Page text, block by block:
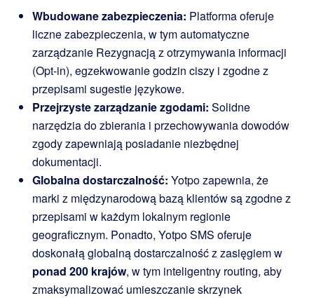
Wbudowane zabezpieczenia: Platforma oferuje
liczne zabezpieczenia, w tym automatyczne
zarządzanie Rezygnacją z otrzymywania informacji
(Opt-in), egzekwowanie godzin ciszy i zgodne z
przepisami sugestie językowe.
Przejrzyste zarządzanie zgodami: Solidne
narzędzia do zbierania i przechowywania dowodów
zgody zapewniają posiadanie niezbędnej
dokumentacji.
Globalna dostarczalność: Yotpo zapewnia, że
marki z międzynarodową bazą klientów są zgodne z
przepisami w każdym lokalnym regionie
geograficznym. Ponadto, Yotpo SMS oferuje
doskonałą globalną dostarczalność z zasięgiem w
ponad 200 krajów, w tym inteligentny routing, aby
zmaksymalizować umieszczanie skrzynek